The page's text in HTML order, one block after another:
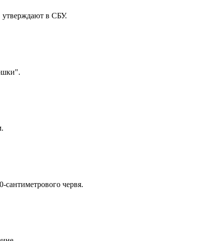
утверждают в СБУ.
сантиметрового червя.